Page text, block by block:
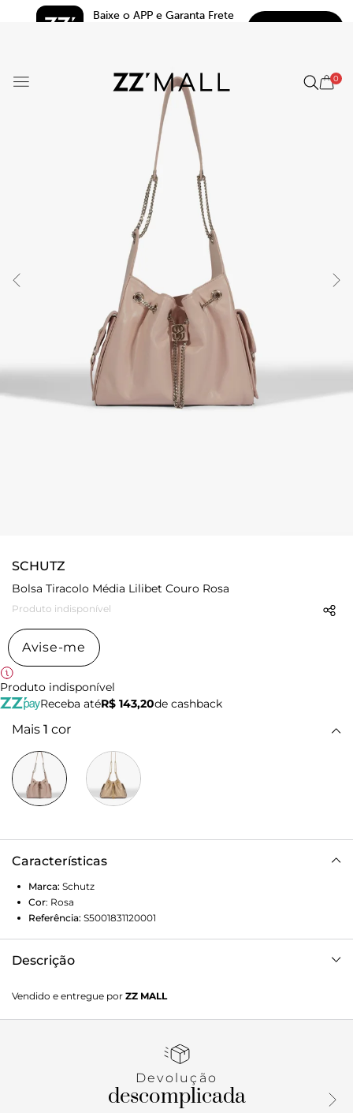
Baixe o APP e Garanta Frete
0
SCHUTZ
Bolsa Tiracolo Média Lilibet Couro Rosa
Produto indisponível
Avise-me
Produto indisponível
Receba atéR$ 143,20de cashback
Mais 1 cor
Características
Marca: Schutz
Cor: Rosa
Referência: S5001831120001
Descrição
Média Lilibet de Couro Rosa. Este modelo se destaca por
sua elegância e design refinado. O acabamento brilhante e
o formato saco com amarração garante um toque
Vendido e entregue por ZZ MALL
Devolução
descomplicada